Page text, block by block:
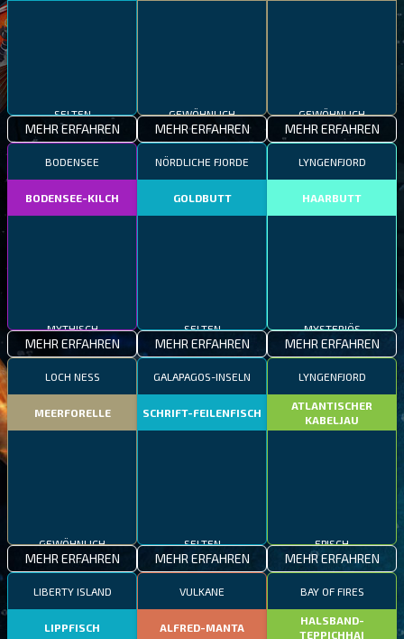
SELTEN
MEHR ERFAHREN
GEWÖHNLICH
MEHR ERFAHREN
GEWÖHNLICH
MEHR ERFAHREN
BODENSEE
BODENSEE-KILCH
MYTHISCH
MEHR ERFAHREN
NÖRDLICHE FJORDE
GOLDBUTT
SELTEN
MEHR ERFAHREN
LYNGENFJORD
HAARBUTT
MYSTERIÖS
MEHR ERFAHREN
LOCH NESS
MEERFORELLE
GEWÖHNLICH
MEHR ERFAHREN
GALAPAGOS-INSELN
SCHRIFT-FEILENFISCH
SELTEN
MEHR ERFAHREN
LYNGENFJORD
ATLANTISCHER
KABELJAU
EPISCH
MEHR ERFAHREN
LIBERTY ISLAND
LIPPFISCH
VULKANE
ALFRED-MANTA
BAY OF FIRES
HALSBAND-
TEPPICHHAI